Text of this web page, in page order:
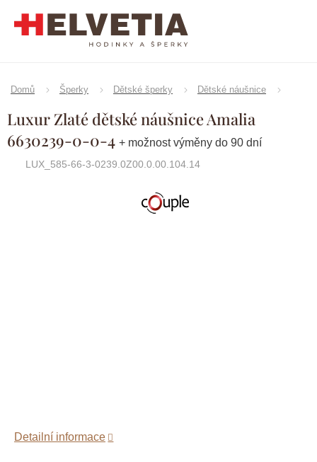
Domů Šperky Dětské šperky Dětské náušnice
Luxur Zlaté dětské náušnice Amalia
6630239-0-0-4 + možnost výměny do 90 dní
LUX_585-66-3-0239.0Z00.0.00.104.14
Značka:Couple
Detailní informace